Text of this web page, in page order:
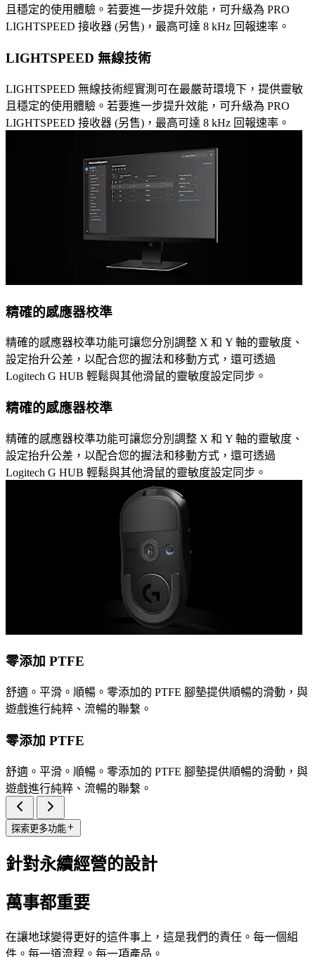
且穩定的使用體驗。若要進一步提升效能，可升級為 PRO
LIGHTSPEED 接收器 (另售)，最高可達 8 kHz 回報速率。
LIGHTSPEED 無線技術
LIGHTSPEED 無線技術經實測可在最嚴苛環境下，提供靈敏
且穩定的使用體驗。若要進一步提升效能，可升級為 PRO
LIGHTSPEED 接收器 (另售)，最高可達 8 kHz 回報速率。
精確的感應器校準
精確的感應器校準功能可讓您分別調整 X 和 Y 軸的靈敏度、
設定抬升公差，以配合您的握法和移動方式，還可透過
Logitech G HUB 輕鬆與其他滑鼠的靈敏度設定同步。
精確的感應器校準
精確的感應器校準功能可讓您分別調整 X 和 Y 軸的靈敏度、
設定抬升公差，以配合您的握法和移動方式，還可透過
Logitech G HUB 輕鬆與其他滑鼠的靈敏度設定同步。
零添加 PTFE
舒適。平滑。順暢。零添加的 PTFE 腳墊提供順暢的滑動，與
遊戲進行純粹、流暢的聯繫。
零添加 PTFE
舒適。平滑。順暢。零添加的 PTFE 腳墊提供順暢的滑動，與
遊戲進行純粹、流暢的聯繫。
探索更多功能
針對永續經營的設計
萬事都重要
在讓地球變得更好的這件事上，這是我們的責任。每一個組
件。每一道流程。每一項產品。